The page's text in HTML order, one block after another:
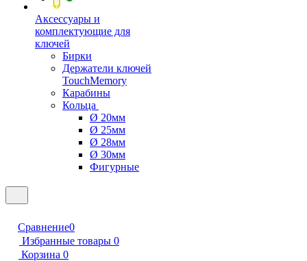
Аксессуары и
комплектующие для
ключей
Бирки
Держатели ключей
TouchMemory
Карабины
Кольца
Ø 20мм
Ø 25мм
Ø 28мм
Ø 30мм
Фигурные
Сравнение0
Избранные товары 0
Корзина 0